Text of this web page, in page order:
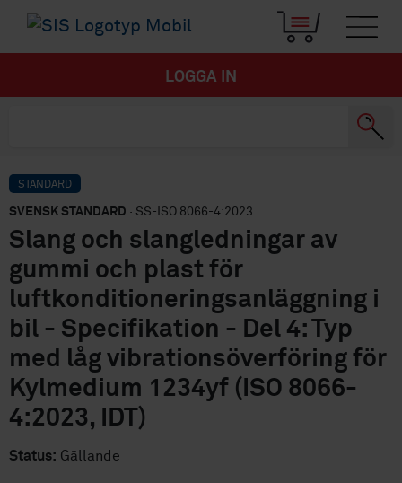
LOGGA IN
STANDARD
SVENSK STANDARD · SS-ISO 8066-4:2023
Slang och slangledningar av
gummi och plast för
luftkonditioneringsanläggning i
bil - Specifikation - Del 4: Typ
med låg vibrationsöverföring för
Kylmedium 1234yf (ISO 8066-
4:2023, IDT)
Status: Gällande